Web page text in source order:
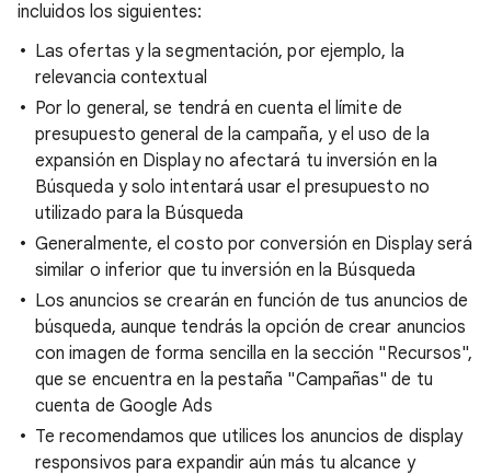
incluidos los siguientes:
Las ofertas y la segmentación, por ejemplo, la
relevancia contextual
Por lo general, se tendrá en cuenta el límite de
presupuesto general de la campaña, y el uso de la
expansión en Display no afectará tu inversión en la
Búsqueda y solo intentará usar el presupuesto no
utilizado para la Búsqueda
Generalmente, el costo por conversión en Display será
similar o inferior que tu inversión en la Búsqueda
Los anuncios se crearán en función de tus anuncios de
búsqueda, aunque tendrás la opción de crear anuncios
con imagen de forma sencilla en la sección "Recursos",
que se encuentra en la pestaña "Campañas" de tu
cuenta de Google Ads
Te recomendamos que utilices los anuncios de display
responsivos para expandir aún más tu alcance y